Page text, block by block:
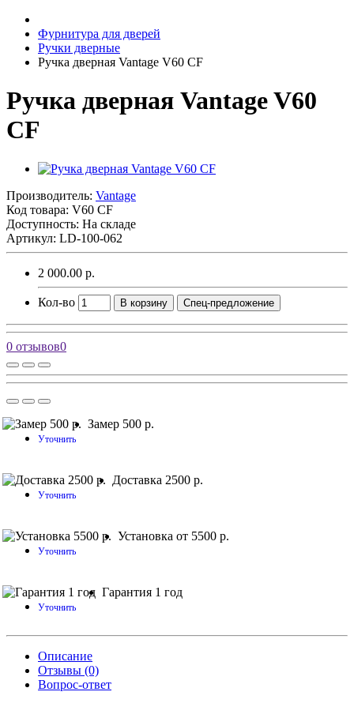
Фурнитура для дверей
Ручки дверные
Ручка дверная Vantage V60 CF
Ручка дверная Vantage V60
CF
Производитель: Vantage
Код товара: V60 CF
Доступность: На складе
Артикул: LD-100-062
2 000.00 р.
Кол-во В корзину Спец-предложение
0 отзывов0
Замер 500 р.
Уточнить
Доставка 2500 р.
Уточнить
Установка от 5500 р.
Уточнить
Гарантия 1 год
Уточнить
Описание
Отзывы (0)
Вопрос-ответ